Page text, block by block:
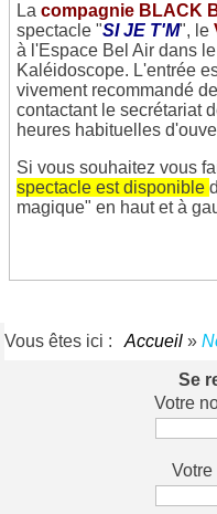
La compagnie BLACK
spectacle "SI JE T'M", le
à l'Espace Bel Air dans
Kaléidoscope. L'entrée
vivement recommandé
contactant le secrétariat
heures habituelles
Si vous souhaitez vous
spectacle est disponible
magique" en haut et à
Vous êtes ici : Accueil »
Se
Votre
Votre